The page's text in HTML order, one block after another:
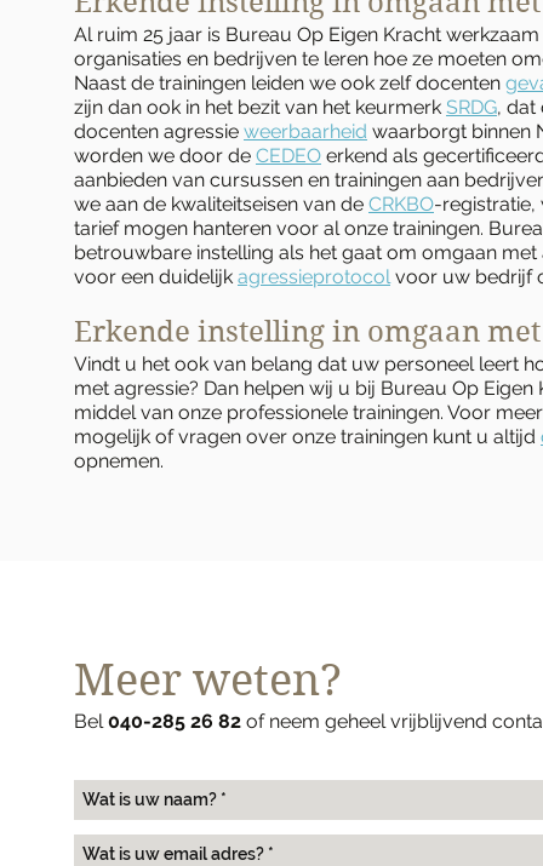
Al ruim 25 jaar is Bureau Op Eigen Kracht
organisaties en bedrijven te leren hoe ze moeten
Naast de trainingen leiden we ook zelf docenten
zijn dan ook in het bezit van het keurmerk SRDG, dat
docenten agressie weerbaarheid waarborgt binnen
worden we door de CEDEO erkend als
aanbieden van cursussen en trainingen aan
we aan de kwaliteitseisen van de CRKBO-registratie,
tarief mogen hanteren voor al onze trainingen.
betrouwbare instelling als het gaat om omgaan met
voor een duidelijk agressieprotocolvoor uw bedrijf
Erkende instelling in omgaan
Vindt u het ook van belang dat uw personeel leert
met agressie? Dan helpen wij u bij Bureau Op
middel van onze professionele trainingen. Voor
mogelijk of vragen over onze trainingen kunt u altijd
opnemen.
Meer weten?
Bel040-285 26 82 of neem geheel vrijblijvend